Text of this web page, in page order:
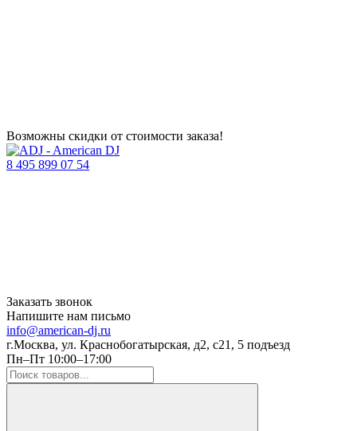
Возможны скидки от стоимости заказа!
8 495 899 07 54
Заказать звонок
Напишите нам письмо
info@american-dj.ru
г.Москва, ул. Краснобогатырская, д2, с21, 5 подъезд
Пн–Пт 10:00–17:00